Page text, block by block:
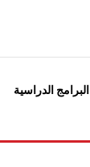
البرامج الدراسية